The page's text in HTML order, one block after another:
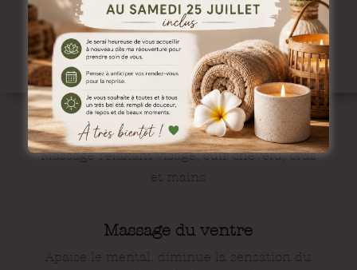
Massages ciblés
Massage douceur
Massage relaxant visage, cuir chevelu, bras
et mains
Massage du ventre
Apaise le mental, diminue la sensation du